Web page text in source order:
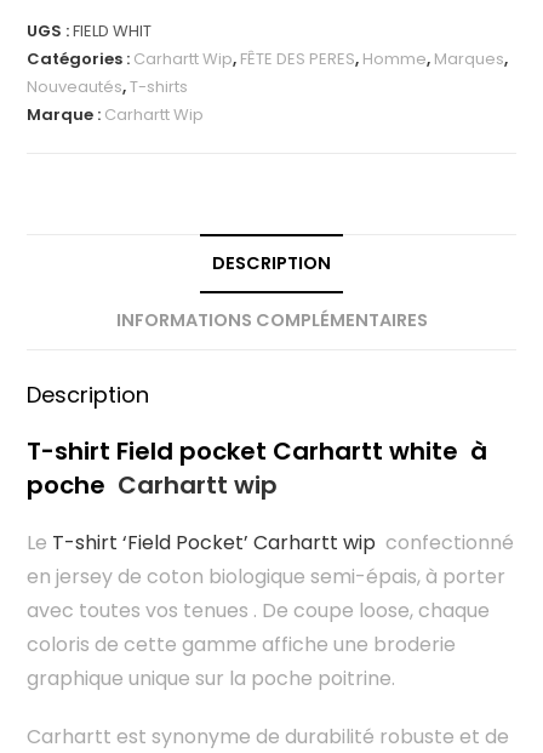
UGS :FIELD WHIT
Catégories : Carhartt Wip, FÊTE DES PERES, Homme, Marques,
Nouveautés,T-shirts
Marque : Carhartt Wip
DESCRIPTION
INFORMATIONS COMPLÉMENTAIRES
Description
T-shirt Field pocket Carhartt white à
poche Carhartt wip
Le T-shirt ‘Field Pocket’ Carhartt wip confectionné
en jersey de coton biologique semi-épais, à porter
avec toutes vos tenues . De coupe loose, chaque
coloris de cette gamme affiche une broderie
graphique unique sur la poche poitrine.
Carhartt est synonyme de durabilité robuste et de